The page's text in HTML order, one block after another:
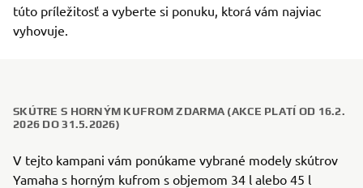
túto príležitosť a vyberte si ponuku, ktorá vám najviac
vyhovuje.
SKÚTRE S HORNÝM KUFROM ZDARMA (AKCE PLATÍ OD 16.2.
2026 DO 31.5.2026)
V tejto kampani vám ponúkame vybrané modely skútrov
Yamaha s horným kufrom s objemom 34 l alebo 45 l